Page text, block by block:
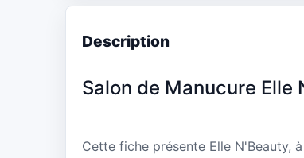
Description
Salon de Manucure Elle
Cette fiche présente Elle N'Beauty,